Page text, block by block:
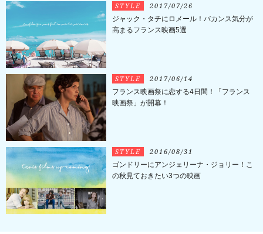
STYLE 2017/07/26
ジャック・タチにロメール！バカンス気分が
高まるフランス映画5選
STYLE 2017/06/14
フランス映画祭に恋する4日間！「フランス
映画祭」が開幕！
STYLE 2016/08/31
ゴンドリーにアンジェリーナ・ジョリー！こ
の秋見ておきたい3つの映画